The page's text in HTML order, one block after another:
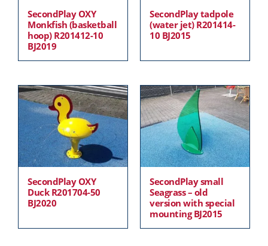
SecondPlay OXY
Monkfish (basketball
hoop) R201412-10
BJ2019
SecondPlay tadpole
(water jet) R201414-
10 BJ2015
SecondPlay OXY
Duck R201704-50
BJ2020
SecondPlay small
Seagrass – old
version with special
mounting BJ2015